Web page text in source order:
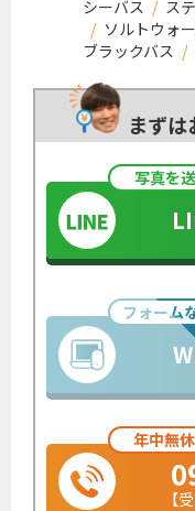
シーバス / ス
/ ソルトウォ
ブラックバス /
まず
写真を
フォーム
年中無
【